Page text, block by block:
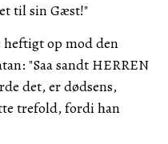
til sin Gæst!"
heftigt op mod den
"Saa sandt HERREN
det, er dødsens,
trefold, fordi han